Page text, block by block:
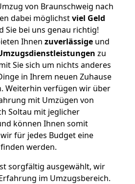
von Braunschweig nach
dabei möglichstviel Geld
Sie bei uns genau richtig!
Ihnen zuverlässige und
zu
Sie sich um nichts anderes
in Ihrem neuen Zuhause
Weiterhin verfügen wir über
mit Umzügen von
Soltau mit jeglicher
können Ihnen somit
für jedes Budget eine
werden.
sorgfältig ausgewählt, wir
im Umzugsbereich.